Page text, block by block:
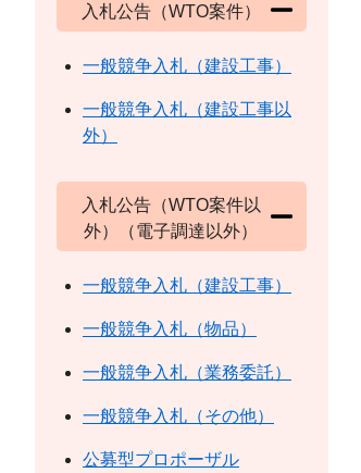
入札公告（WTO案件）
一般競争入札（建設工事）
一般競争入札（建設工事以
外）
入札公告（WTO案件以
外）（電子調達以外）
一般競争入札（建設工事）
一般競争入札（物品）
一般競争入札（業務委託）
一般競争入札（その他）
公募型プロポーザル